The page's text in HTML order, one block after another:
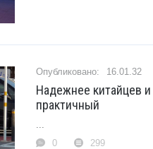
16.01.32
Надежнее китайцев
практичный
...
0
299